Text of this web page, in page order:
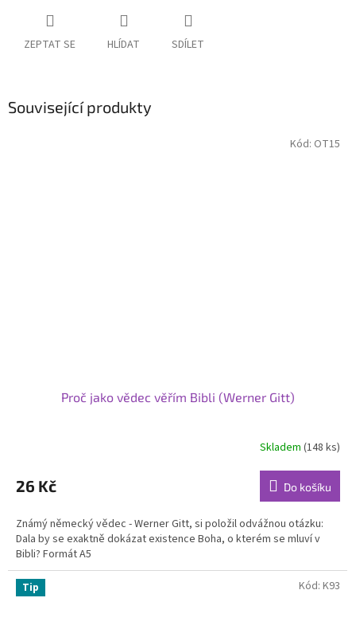
ZEPTAT SE HLÍDAT SDÍLET
Související produkty
Proč jako vědec věřím Bibli (Werner Gitt)
produktu
je
z
5
hvězdiček.
Skladem(148 ks)
26 Kč Do košíku
Známý německý vědec - Werner Gitt, si položil odvážnou otázku:
Dala by se exaktně dokázat existence Boha, o kterém se mluví v
Bibli? Formát A5
Kód: OT15
Tip Kód: K93